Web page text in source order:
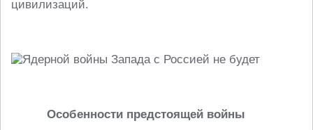
цивилизаций.
Особенности предстоящей войны